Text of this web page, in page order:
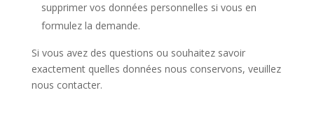
supprimer vos données personnelles si vous en
formulez la demande.
Si vous avez des questions ou souhaitez savoir
exactement quelles données nous conservons, veuillez
nous contacter.